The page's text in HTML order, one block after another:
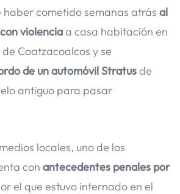
haber cometido semanas atrás al
violenciaa casa habitación en
Coatzacoalcos y se
de un automóvil Stratusde
antiguo para pasar
locales, uno de los
con antecedentes penales por
el que estuvo internado en el